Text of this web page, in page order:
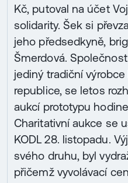
Kč, putoval na účet
solidarity. Šek si
jeho předsedkyně,
Šmerdová.
jediný tradiční
republice, se letos
aukcí prototypu
Charitativní aukce se
KODL 28. listopadu.
svého druhu, byl
přičemž vyvolávací